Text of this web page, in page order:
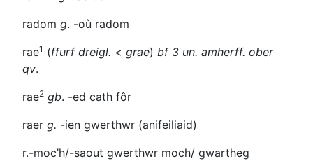
radom g. -où radom
rae1 (ffurf dreigl. < grae) bf 3 un. amherff. ober
qv.
rae2 gb. -ed cath fôr
raer g. -ien gwerthwr (anifeiliaid)
r.-moc’h/-saout gwerthwr moch/ gwartheg